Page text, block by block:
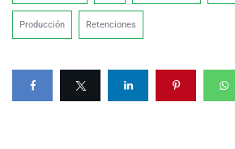
Producción Retenciones